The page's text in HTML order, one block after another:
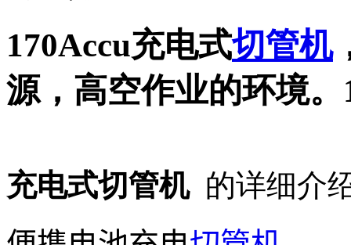
170Accu充电式切管机
源，高空作业的环境
充电式切管机 的详细介